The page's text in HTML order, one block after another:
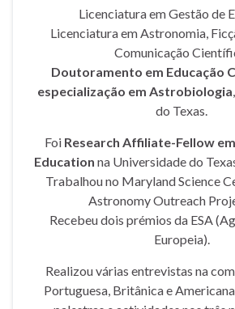
Licenciatura em Gestão de
Licenciatura em Astronomia,
Comunicação
Doutoramento em Educação
especialização em Astrobiologia
do Texas.
Foi Research Affiliate-Fellow
Education na Universidade do
Trabalhou no Maryland Science
Astronomy Outreach
Recebeu dois prémios da ESA
Europeia).
Realizou várias entrevistas na
Portuguesa, Britânica e